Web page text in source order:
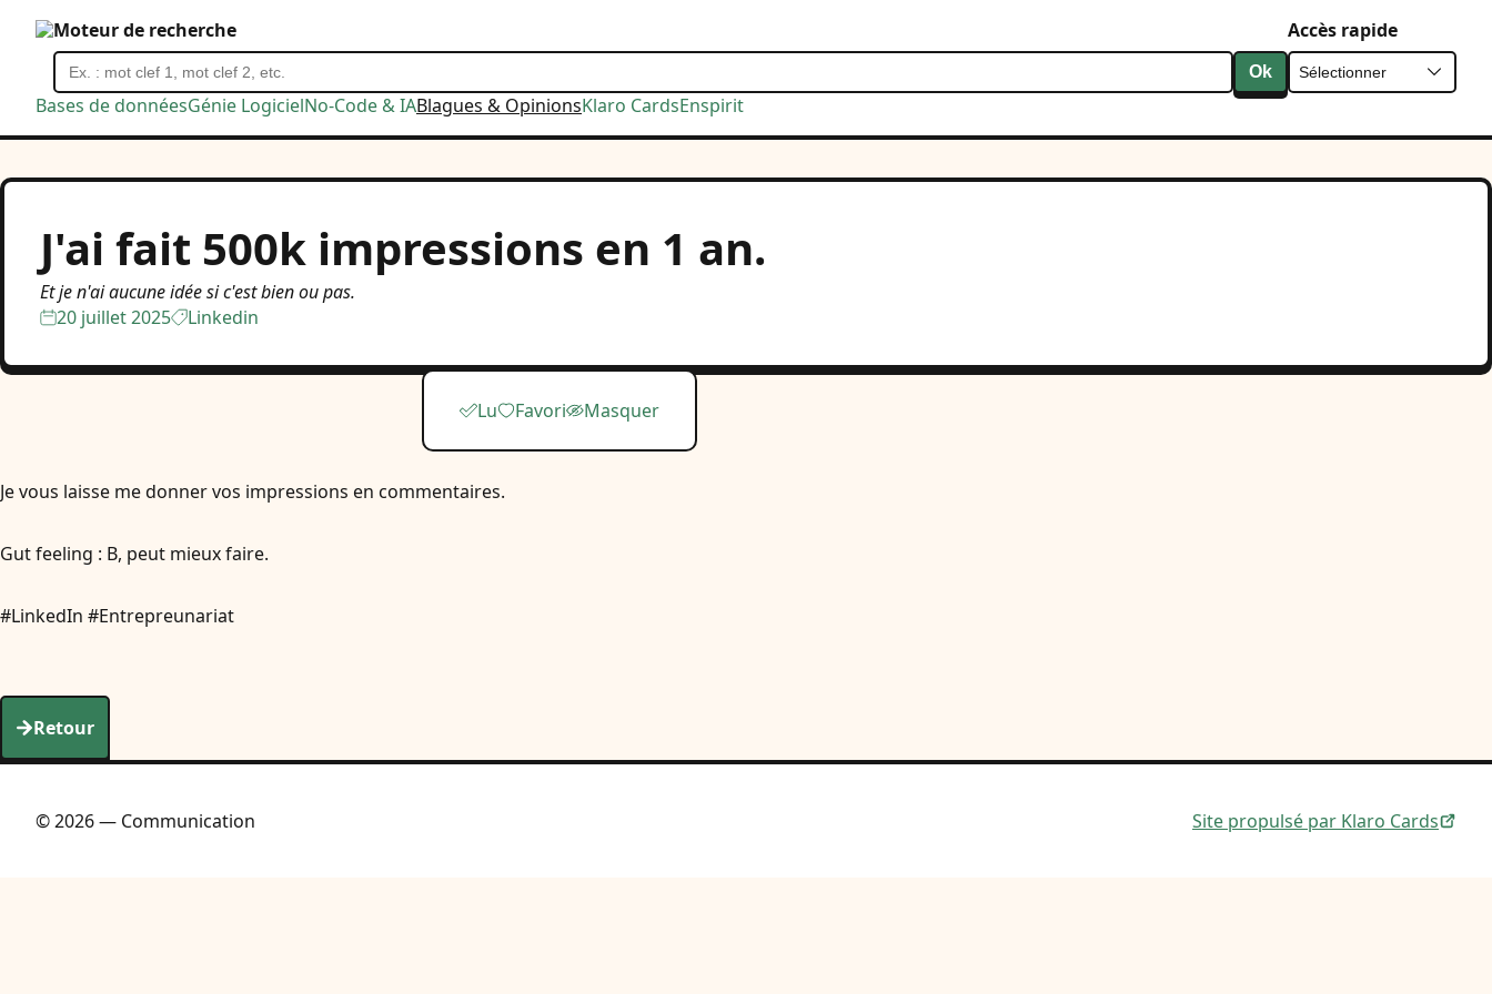
Bases de donnéesGénie LogicielNo-Code & IABlagues & OpinionsKlaro CardsEnspirit
Moteur de recherche
Ok
Accès rapide
J'ai fait 500k impressions en 1 an.
Et je n'ai aucune idée si c'est bien ou pas.
20 juillet 2025
Linkedin
Lu Favori Masquer
Je vous laisse me donner vos impressions en commentaires.
Gut feeling : B, peut mieux faire.
#LinkedIn #Entrepreunariat
Retour
© 2026 — Communication Site propulsé par Klaro Cards